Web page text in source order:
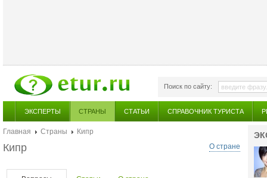
Поиск по сайту:
ЭКСПЕРТЫ СТРАНЫ СТАТЬИ СПРАВОЧНИК ТУРИСТА
Главная Страны
Кипр
О стране
Кипр